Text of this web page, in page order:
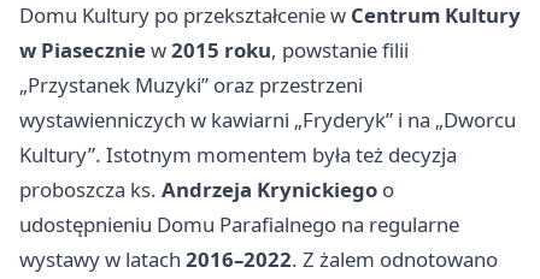
Domu Kultury po przekształcenie w Centrum Kultury
w Piaseczniew2015 roku, powstanie filii
„Przystanek Muzyki” oraz przestrzeni
wystawienniczych w kawiarni „Fryderyk” i na „Dworcu
Kultury”. Istotnym momentem była też decyzja
proboszcza ks. Andrzeja Krynickiego o
udostępnieniu Domu Parafialnego na regularne
wystawy w latach 2016–2022. Z żalem odnotowano